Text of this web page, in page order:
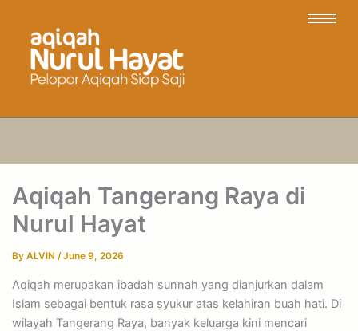
Aqiqah Tangerang Raya di
Nurul Hayat
By ALVIN /June 9, 2026
Aqiqah merupakan ibadah sunnah yang dianjurkan dalam
Islam sebagai bentuk rasa syukur atas kelahiran buah hati. Di
wilayah Tangerang Raya, banyak keluarga kini mencari